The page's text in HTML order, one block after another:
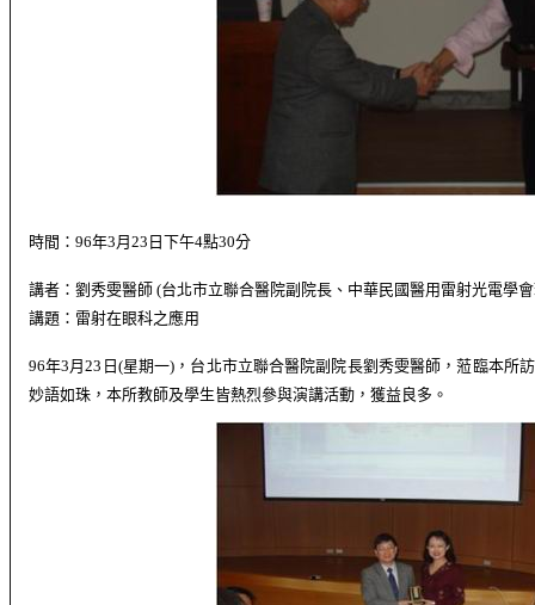
時間： 96年3月 23 日下午4點30分
講者： 劉秀雯醫師 (台北市立聯合醫院副院長、中華民國醫用雷射光電學
講題： 雷射在眼科之應用
96年3月23 日 (星期一) ， 台北市立聯合醫院副院長劉秀雯醫師 ，蒞臨本所
妙語如珠，本所教師及學生皆熱烈參與演講活動，獲益良多 。